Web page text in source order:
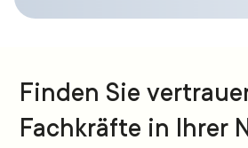
Finden Sie
Fachkräfte in Ihrer